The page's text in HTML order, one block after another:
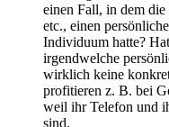
einen Fall, in dem
etc., einen
Individuum hatte?
irgendwelche
wirklich keine
profitieren z. B. bei
weil ihr Telefon und
sind.